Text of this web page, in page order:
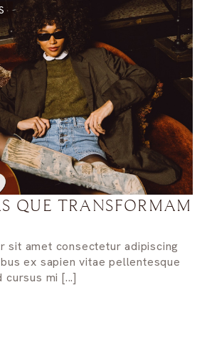
QUE TRANSFORMAM
sit amet consectetur adipiscing
ex sapien vitae pellentesque
mi [...]